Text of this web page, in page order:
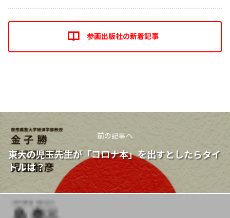
参画出版社の新着記事
前の記事へ
東大の児玉先生が「コロナ本」を出すとしたらタイ
トルは？